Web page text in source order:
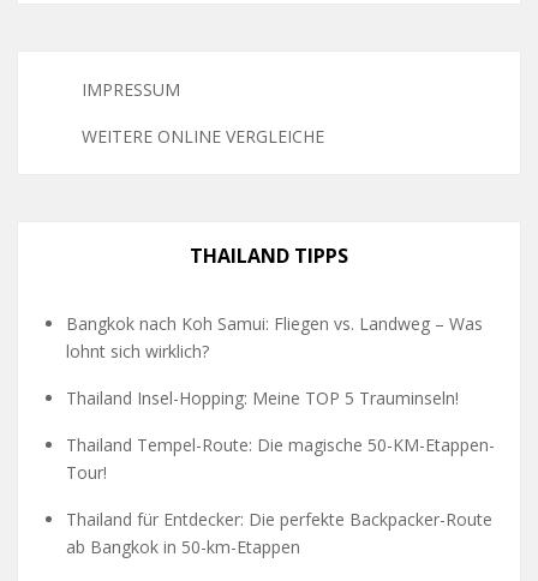
IMPRESSUM
WEITERE ONLINE VERGLEICHE
THAILAND TIPPS
Bangkok nach Koh Samui: Fliegen vs. Landweg – Was
lohnt sich wirklich?
Thailand Insel-Hopping: Meine TOP 5 Trauminseln!
Thailand Tempel-Route: Die magische 50-KM-Etappen-
Tour!
Thailand für Entdecker: Die perfekte Backpacker-Route
ab Bangkok in 50-km-Etappen